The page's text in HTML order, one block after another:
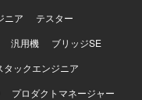
ニア
テスター
汎用機
ブリッジSE
タックエンジニア
プロダクトマネージャー